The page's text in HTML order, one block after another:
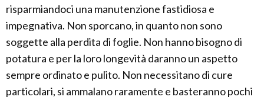
risparmiandoci una manutenzione fastidiosa e
impegnativa. Non sporcano, in quanto non sono
soggette alla perdita di foglie. Non hanno bisogno di
potatura e per la loro longevità daranno un aspetto
sempre ordinato e pulito. Non necessitano di cure
particolari, si ammalano raramente e basteranno pochi